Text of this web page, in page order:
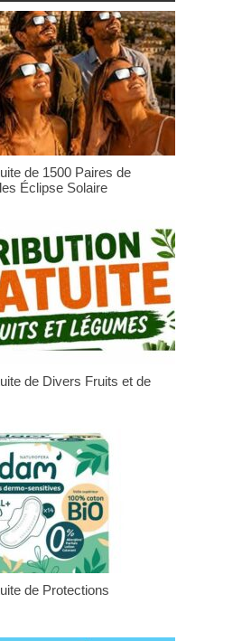
de 1500 Paires de
Éclipse Solaire
de Divers Fruits et de
de Protections